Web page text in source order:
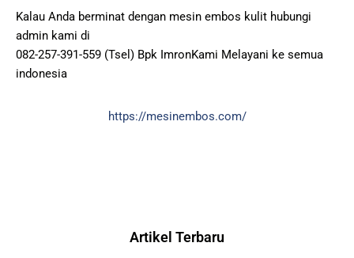
Kalau Anda berminat dengan mesin embos kulit hubungi
admin kami di
082-257-391-559 (Tsel) Bpk ImronKami Melayani ke semua
indonesia
https://mesinembos.com/
Artikel Terbaru